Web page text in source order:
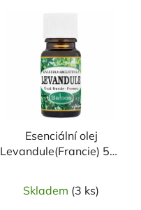
Esenciální olej
Levandule(Francie) 5ml
Skladem (3 ks)